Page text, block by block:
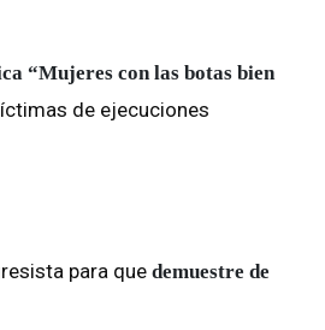
“Mujeres con las botas bien
de ejecuciones
para que demuestre de